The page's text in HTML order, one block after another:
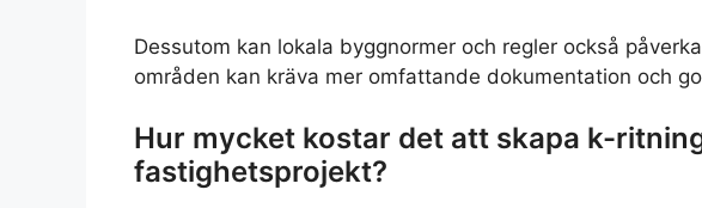
Dessutom kan lokala byggnormer och regler också
områden kan kräva mer omfattande dokumentation och
Hur mycket kostar det att skapa k-
fastighetsprojekt?